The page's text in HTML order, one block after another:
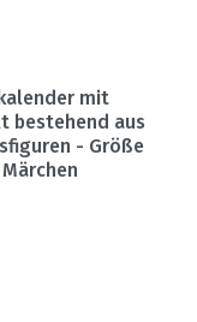
mit
bestehend aus
- Größe